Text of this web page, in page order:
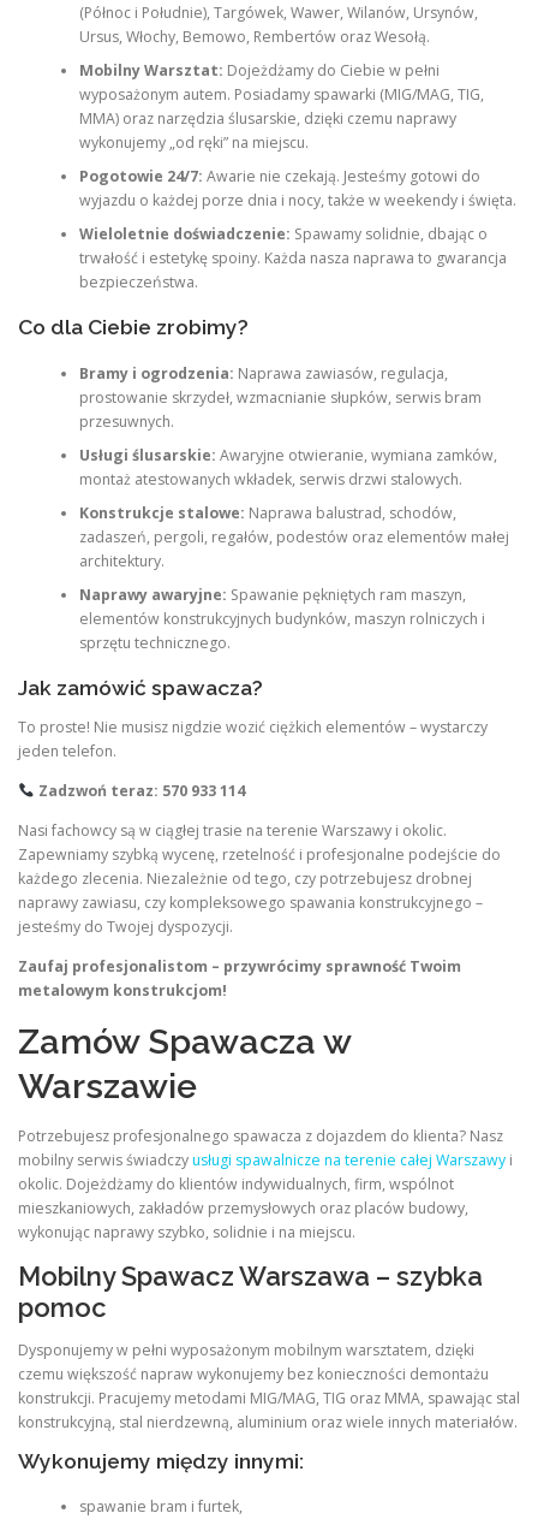
(Północ i Południe), Targówek, Wawer, Wilanów, Ursynów,
Ursus, Włochy, Bemowo, Rembertów oraz Wesołą.
Mobilny Warsztat: Dojeżdżamy do Ciebie w pełni
wyposażonym autem. Posiadamy spawarki (MIG/MAG, TIG,
MMA) oraz narzędzia ślusarskie, dzięki czemu naprawy
wykonujemy „od ręki” na miejscu.
Pogotowie 24/7: Awarie nie czekają. Jesteśmy gotowi do
wyjazdu o każdej porze dnia i nocy, także w weekendy i święta.
Wieloletnie doświadczenie: Spawamy solidnie, dbając o
trwałość i estetykę spoiny. Każda nasza naprawa to gwarancja
bezpieczeństwa.
Co dla Ciebie zrobimy?
Bramy i ogrodzenia: Naprawa zawiasów, regulacja,
prostowanie skrzydeł, wzmacnianie słupków, serwis bram
przesuwnych.
Usługi ślusarskie: Awaryjne otwieranie, wymiana zamków,
montaż atestowanych wkładek, serwis drzwi stalowych.
Konstrukcje stalowe: Naprawa balustrad, schodów,
zadaszeń, pergoli, regałów, podestów oraz elementów małej
architektury.
Naprawy awaryjne: Spawanie pękniętych ram maszyn,
elementów konstrukcyjnych budynków, maszyn rolniczych i
sprzętu technicznego.
Jak zamówić spawacza?
To proste! Nie musisz nigdzie wozić ciężkich elementów – wystarczy
jeden telefon.
Zadzwoń teraz: 570 933 114
Nasi fachowcy są w ciągłej trasie na terenie Warszawy i okolic.
Zapewniamy szybką wycenę, rzetelność i profesjonalne podejście do
każdego zlecenia. Niezależnie od tego, czy potrzebujesz drobnej
naprawy zawiasu, czy kompleksowego spawania konstrukcyjnego –
jesteśmy do Twojej dyspozycji.
Zaufaj profesjonalistom – przywrócimy sprawność Twoim
metalowym konstrukcjom!
Zamów Spawacza w
Warszawie
Potrzebujesz profesjonalnego spawacza z dojazdem do klienta? Nasz
mobilny serwis świadczyusługi spawalnicze na terenie całej Warszawy i
okolic. Dojeżdżamy do klientów indywidualnych, firm, wspólnot
mieszkaniowych, zakładów przemysłowych oraz placów budowy,
wykonując naprawy szybko, solidnie i na miejscu.
Mobilny Spawacz Warszawa – szybka
pomoc
Dysponujemy w pełni wyposażonym mobilnym warsztatem, dzięki
czemu większość napraw wykonujemy bez konieczności demontażu
konstrukcji. Pracujemy metodami MIG/MAG, TIG oraz MMA, spawając stal
konstrukcyjną, stal nierdzewną, aluminium oraz wiele innych materiałów.
Wykonujemy między innymi:
spawanie bram i furtek,